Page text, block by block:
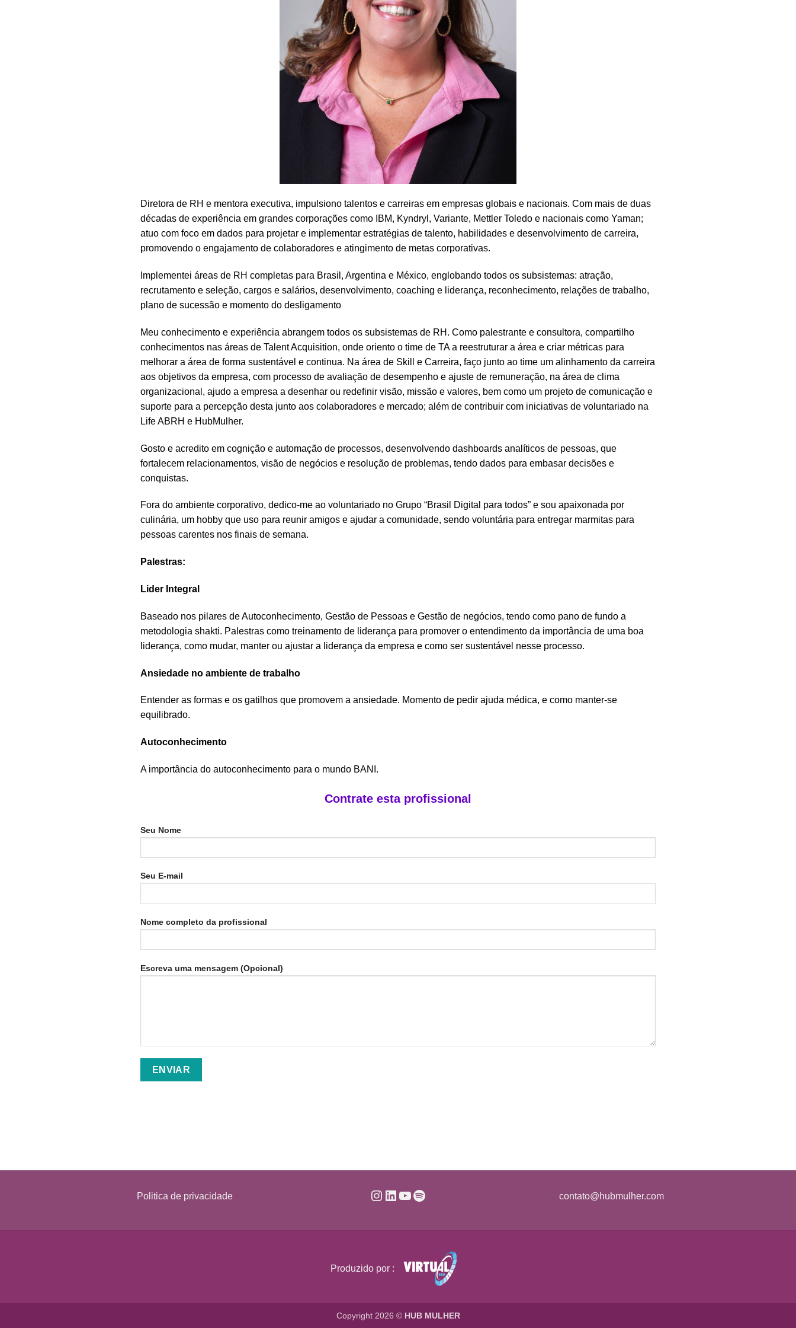
Diretora de RH e mentora executiva, impulsiono talentos e carreiras em empresas globais e nacionais. Com mais de duas
décadas de experiência em grandes corporações como IBM, Kyndryl, Variante, Mettler Toledo e nacionais como Yaman;
atuo com foco em dados para projetar e implementar estratégias de talento, habilidades e desenvolvimento de carreira,
promovendo o engajamento de colaboradores e atingimento de metas corporativas.
Implementei áreas de RH completas para Brasil, Argentina e México, englobando todos os subsistemas: atração,
recrutamento e seleção, cargos e salários, desenvolvimento, coaching e liderança, reconhecimento, relações de trabalho,
plano de sucessão e momento do desligamento
Meu conhecimento e experiência abrangem todos os subsistemas de RH. Como palestrante e consultora, compartilho
conhecimentos nas áreas de Talent Acquisition, onde oriento o time de TA a reestruturar a área e criar métricas para
melhorar a área de forma sustentável e continua. Na área de Skill e Carreira, faço junto ao time um alinhamento da carreira
aos objetivos da empresa, com processo de avaliação de desempenho e ajuste de remuneração, na área de clima
organizacional, ajudo a empresa a desenhar ou redefinir visão, missão e valores, bem como um projeto de comunicação e
suporte para a percepção desta junto aos colaboradores e mercado; além de contribuir com iniciativas de voluntariado na
Life ABRH e HubMulher.
Gosto e acredito em cognição e automação de processos, desenvolvendo dashboards analíticos de pessoas, que
fortalecem relacionamentos, visão de negócios e resolução de problemas, tendo dados para embasar decisões e
conquistas.
Fora do ambiente corporativo, dedico-me ao voluntariado no Grupo “Brasil Digital para todos” e sou apaixonada por
culinária, um hobby que uso para reunir amigos e ajudar a comunidade, sendo voluntária para entregar marmitas para
pessoas carentes nos finais de semana.
Palestras:
Lider Integral
Baseado nos pilares de Autoconhecimento, Gestão de Pessoas e Gestão de negócios, tendo como pano de fundo a
metodologia shakti. Palestras como treinamento de liderança para promover o entendimento da importância de uma boa
liderança, como mudar, manter ou ajustar a liderança da empresa e como ser sustentável nesse processo.
Ansiedade no ambiente de trabalho
Entender as formas e os gatilhos que promovem a ansiedade. Momento de pedir ajuda médica, e como manter-se
equilibrado.
Autoconhecimento
A importância do autoconhecimento para o mundo BANI.
Contrate esta profissional
Seu Nome
Seu E-mail
Nome completo da profissional
Escreva uma mensagem (Opcional)
Politica de privacidade Instagram LinkedIn Youtube Spotify contato@hubmulher.com
Produzido por :
Copyright 2026 © HUB MULHER